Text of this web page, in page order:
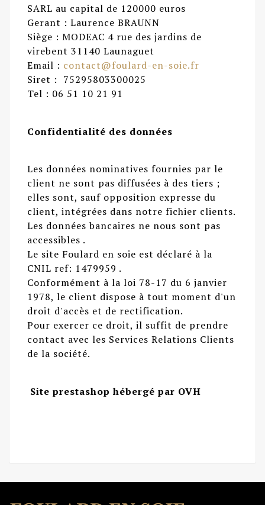
SARL au capital de 120000 euros
Gerant : Laurence BRAUNN
Siège : MODEAC 4 rue des jardins de
virebent 31140 Launaguet
Email : contact@foulard-en-soie.fr
Siret : 75295803300025
Tel : 06 51 10 21 91
Confidentialité des données
Les données nominatives fournies par le
client ne sont pas diffusées à des tiers ;
elles sont, sauf opposition expresse du
client, intégrées dans notre fichier clients.
Les données bancaires ne nous sont pas
accessibles .
Le site Foulard en soie est déclaré à la
CNIL ref: 1479959 .
Conformément à la loi 78-17 du 6 janvier
1978, le client dispose à tout moment d'un
droit d'accès et de rectification.
Pour exercer ce droit, il suffit de prendre
contact avec les Services Relations Clients
de la société.
Site prestashop hébergé par OVH